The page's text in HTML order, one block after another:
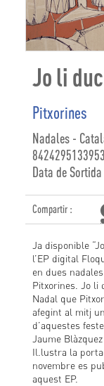
Jo li
Pitxorines
Nadales -
Data de
Compartir :
Ja disponible
l’EP digital
en dues
Pitxorines. Jo li
Nadal que
afegint al mitj
d’aquestes
Jaume
Il.lustra la
novembre es
aquest EP.